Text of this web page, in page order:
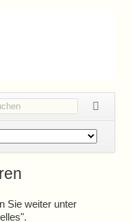
Sie weiter unter